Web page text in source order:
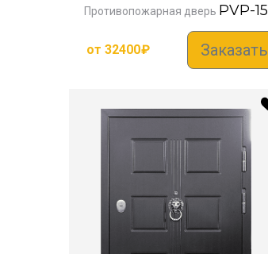
Противопожарная дверь PVP-15
от 32400₽ Заказать